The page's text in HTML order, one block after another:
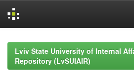
navigationLviv State University of Internal
Repository (LvSUIAIR)